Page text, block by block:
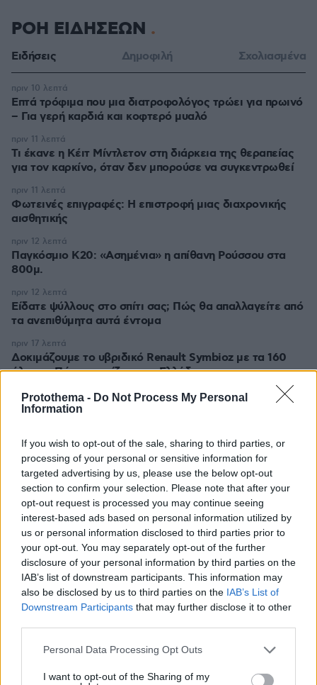
Protothema - Do Not Process My Personal
Information
If you wish to opt-out of the sale, sharing to third parties, or
processing of your personal or sensitive information for
targeted advertising by us, please use the below opt-out
section to confirm your selection. Please note that after your
opt-out request is processed you may continue seeing
interest-based ads based on personal information utilized by
us or personal information disclosed to third parties prior to
your opt-out. You may separately opt-out of the further
disclosure of your personal information by third parties on the
IAB’s list of downstream participants. This information may
also be disclosed by us to third parties on the IAB’s List of
Downstream Participants that may further disclose it to other
Please note that this website/app uses one or more Google
not limited to your visit or usage behaviour. You may click to
Personal Data Processing Opt Outs
I want to opt-out of the Sharing of my
ΡΟΗ ΕΙΔΗΣΕΩΝ
Ειδήσεις Δημοφιλή Σχολιασμένα
Επτά τρόφιμα που μια διατροφολόγος τρώει για πρωινό
– Για γερή καρδιά και κοφτερό μυαλό
πριν 10 λεπτά
Τι έκανε η Κέιτ Μίντλετον στη διάρκεια της θεραπείας
για τον καρκίνο, όταν δεν μπορούσε να συγκεντρωθεί
πριν 11 λεπτά
Φωτεινές επιγραφές: Η επιστροφή μιας διαχρονικής
αισθητικής
πριν 11 λεπτά
Παγκόσμιο Κ20: «Ασημένια» η απίθανη Ρούσσου στα
800μ.
πριν 12 λεπτά
Είδατε ψύλλους στο σπίτι σας; Πώς θα απαλλαγείτε από
τα ανεπιθύμητα αυτά έντομα
πριν 12 λεπτά
Δοκιμάζουμε το υβριδικό Renault Symbioz με τα 160
άλογα - Πόσο κοστίζει στην Ελλάδα;
πριν 17 λεπτά
Κ. Καρτάλης: Η Ευρώπη θερμαίνεται ταχύτερα από
πριν 18 λεπτά
ΦΩΤΗΣ ΠΛΙΑΚΟΣ
Αρης: Τι μάθαμε από το φιλικό με τον Πανσερραϊκό
πριν 23 λεπτά
Σκληρό παζάρι του Ιράν για το Ορμούζ: Οι όροι που
θέτει στις ΗΠΑ για να «ξεκλειδώσει» τα Στενά
Η Βαλέρια Χοψονίδου βάφτισε τον γιο της στη
Βουλιαγμένη, δείτε φωτογραφίες
πριν 27 λεπτά